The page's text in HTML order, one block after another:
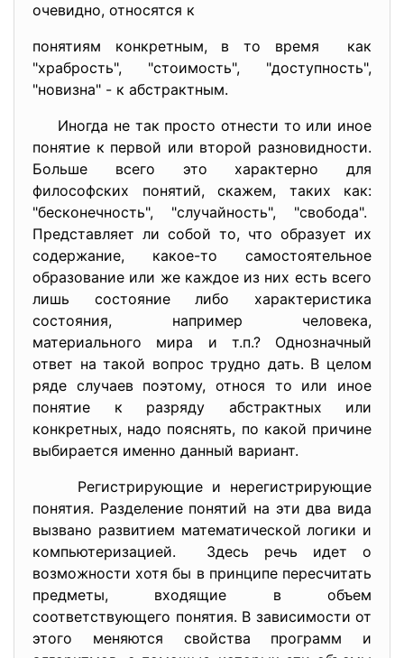
очевидно, относятся к
понятиям конкретным, в то время как
"храбрость", "стоимость", "доступность",
"новизна" - к абстрактным.
Иногда не так просто отнести то или иное
понятие к первой или второй разновидности.
Больше всего это характерно для
философских понятий, скажем, таких как:
"бесконечность", "случайность", "свобода".
Представляет ли собой то, что образует их
содержание, какое-то самостоятельное
образование или же каждое из них есть всего
лишь состояние либо характеристика
состояния, например человека,
материального мира и т.п.? Однозначный
ответ на такой вопрос трудно дать. В целом
ряде случаев поэтому, относя то или иное
понятие к разряду абстрактных или
конкретных, надо пояснять, по какой причине
выбирается именно данный вариант.
Регистрирующие и нерегистрирующие
понятия. Разделение понятий на эти два вида
вызвано развитием математической логики и
компьютеризацией. Здесь речь идет о
возможности хотя бы в принципе пересчитать
предметы, входящие в объем
соответствующего понятия. В зависимости от
этого меняются свойства программ и